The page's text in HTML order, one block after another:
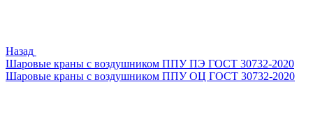
Назад
Шаровые краны с воздушником ППУ ПЭ ГОСТ 30732-2020
Шаровые краны с воздушником ППУ ОЦ ГОСТ 30732-2020